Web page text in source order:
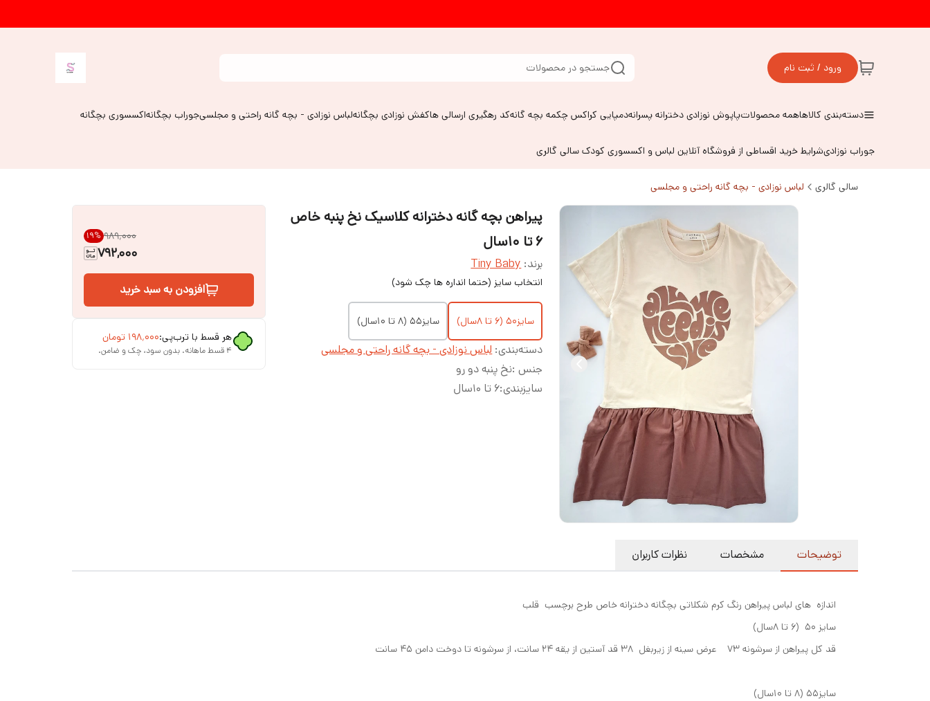
ورود / ثبت نام جستجو در محصولات
دسته‌بندی کالاهاهمه محصولاتپاپوش نوزادی دخترانه پسرانهدمپایی کراکس چکمه بچه گانهکد رهگیری ارسالی هاکفش نوزادی بچگانهلباس نوزادی - بچه گانه راحتی و مجلسیجوراب بچگانهاکسسوری بچگانه
جوراب نوزادیشرایط خرید اقساطی از فروشگاه آنلاین لباس و اکسسوری کودک سالی گالری
سالی گالری لباس نوزادی - بچه گانه راحتی و مجلسی
پیراهن بچه گانه دخترانه کلاسیک نخ پنبه خاص
۶ تا ۱۰سال
برند: Tiny Baby
انتخاب سایز (حتما انداره ها چک شود)
سایز۵۰ (۶ تا ۸سال) سایز۵۵ (۸ تا ۱۰سال)
دسته‌بندی:لباس نوزادی - بچه گانه راحتی و مجلسی
جنس :نخ پنبه دو رو
سایزبندی:۶ تا ۱۰سال
۹۸۹٬۰۰۰ 19%
792,000
افزودن به سبد خرید
هر قسط با ترب‌پی:۱۹۸٬۰۰۰ تومان
۴ قسط ماهانه. بدون سود، چک و ضامن.
توضیحات مشخصات نظرات کاربران
اندازه های لباس پیراهن رنگ کرم شکلاتی بچگانه دخترانه خاص طرح برچسب قلب
سایز ۵۰ (۶ تا ۸سال)
قد کل پیراهن از سرشونه ۷۳ عرض سینه از زیربغل ۳۸ قد آستین از یقه ۲۴ سانت، از سرشونه تا دوخت دامن ۴۵ سانت
سایز۵۵ (۸ تا ۱۰سال)